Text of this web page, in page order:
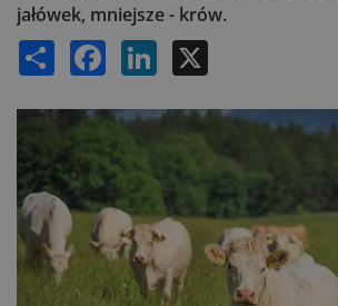
jałówek, mniejsze - krów.
Share Facebook LinkedIn